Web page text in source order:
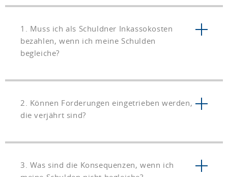
1. Muss ich als Schuldner Inkassokosten
bezahlen, wenn ich meine Schulden
begleiche?
2. Können Forderungen eingetrieben werden,
die verjährt sind?
3. Was sind die Konsequenzen, wenn ich